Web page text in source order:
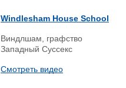
Windlesham House School
Виндлшам, графство
Западный Суссекс
Смотреть видео